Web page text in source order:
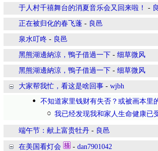
于人村千禧舞台的消夏音乐会又回来啦！ -
正在被归化的春飞蓬 - 良邑
泉水叮咚 - 良邑
黑熊湖邊納涼，鴨子借過一下 - 细草微风
黑熊湖邊納涼，鴨子借過一下 - 细草微风
大家帮我忙，看这是啥回事 - wjbh
不知道家里钱财有失否？或被画本里
我已经发现我和家人生命健康已
端午节：献上富贵牡丹 - 良邑
在美国看灯会 - dan7901042